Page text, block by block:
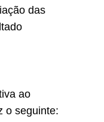
das
ao
o seguinte: